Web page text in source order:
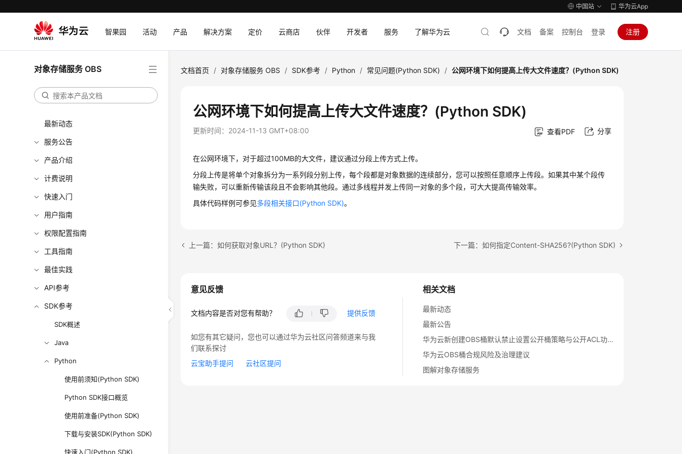
中国站 华为云App
智果园 活动 产品 解决方案 定价 云商店 伙伴 开发者 服务 了解华为云 文档 备案 控制台 登录 注册
对象存储服务 OBS
最新动态
服务公告
产品介绍
计费说明
快速入门
用户指南
权限配置指南
工具指南
最佳实践
API参考
SDK参考
SDK概述
Java
Python
使用前须知(Python SDK)
Python SDK接口概览
使用前准备(Python SDK)
下载与安装SDK(Python SDK)
快速入门(Python SDK)
文档首页 / 对象存储服务 OBS / SDK参考 / Python / 常见问题(Python SDK) / 公网环境下如何提高上传大文件速度？(Python SDK)
公网环境下如何提高上传大文件速度？(Python SDK)
更新时间： 2024-11-13 GMT+08:00 查看PDF 分享
在公网环境下，对于超过100MB的大文件，建议通过分段上传方式上传。
分段上传是将单个对象拆分为一系列段分别上传，每个段都是对象数据的连续部分，您可以按照任意顺序上传段。如果其中某个段传
输失败，可以重新传输该段且不会影响其他段。通过多线程并发上传同一对象的多个段，可大大提高传输效率。
具体代码样例可参见多段相关接口(Python SDK)。
上一篇：如何获取对象URL？(Python SDK) 下一篇：如何指定Content-SHA256?(Python SDK)
相关文档
最新动态
最新公告
华为云新创建OBS桶默认禁止设置公开桶策略与公开ACL功能通知
华为云OBS桶合规风险及治理建议
图解对象存储服务
意见反馈
文档内容是否对您有帮助？ 提供反馈
如您有其它疑问，您也可以通过华为云社区问答频道来与我
们联系探讨
云宝助手提问
云社区提问